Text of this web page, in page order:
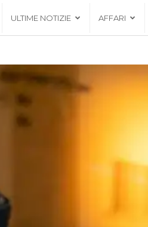
ULTIME NOTIZIE AFFARI